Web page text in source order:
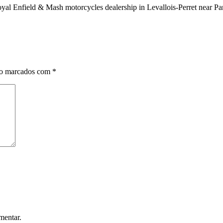
Enfield & Mash motorcycles dealership in Levallois-Perret near
marcados com *